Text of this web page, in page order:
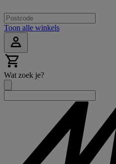
Toon alle winkels
Wat zoek je?